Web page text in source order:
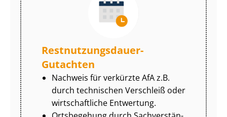
Rest­nut­zungs­dau­er-
Gutachten
Nachweis für verkürzte AfA z.B.
durch technischen Verschleiß oder
wirtschaftliche Entwertung.